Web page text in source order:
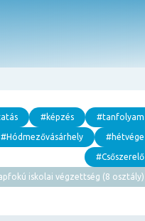
#képzés #tanfolyam
#Hódmezővásárhely #hétvége
#Csőszerelő
iskolai végzettség (8 osztály)